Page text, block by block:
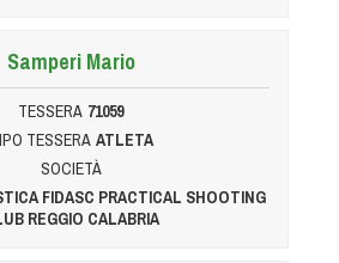
Samperi Mario
TESSERA 71059
TESSERA ATLETA
SOCIETÀ
FIDASC PRACTICAL SHOOTING
REGGIO CALABRIA
Cinofilia Sportiva
Agility
DiscDog
Dog Balance